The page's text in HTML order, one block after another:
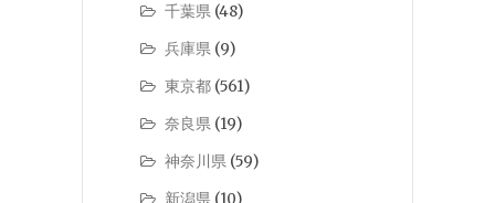
千葉県 (48)
兵庫県 (9)
東京都 (561)
奈良県 (19)
神奈川県 (59)
新潟県